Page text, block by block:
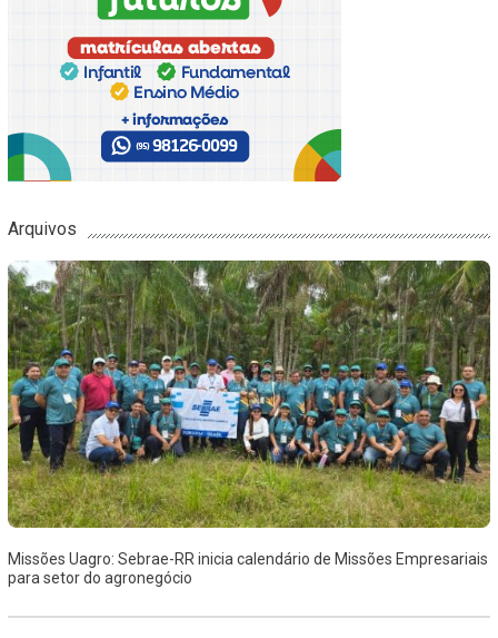
Arquivos
Missões Uagro: Sebrae-RR inicia calendário de Missões Empresariais
para setor do agronegócio